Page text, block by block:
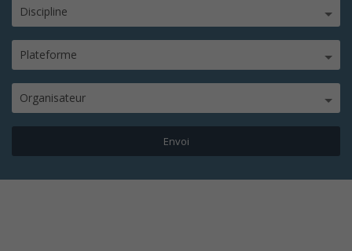
Discipline
Plateforme
Organisateur